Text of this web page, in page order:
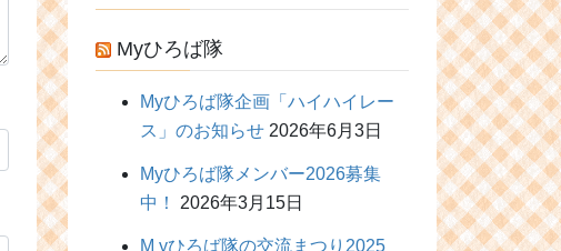
Myひろば隊
Myひろば隊企画「ハイハイレー
ス」のお知らせ 2026年6月3日
Myひろば隊メンバー2026募集
中！
2026年3月15日
M yひろば隊の交流まつり2025